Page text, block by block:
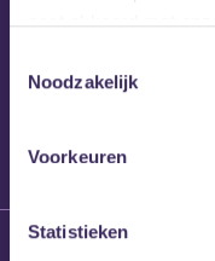
Noodzakelijk
Voorkeuren
Statistieken